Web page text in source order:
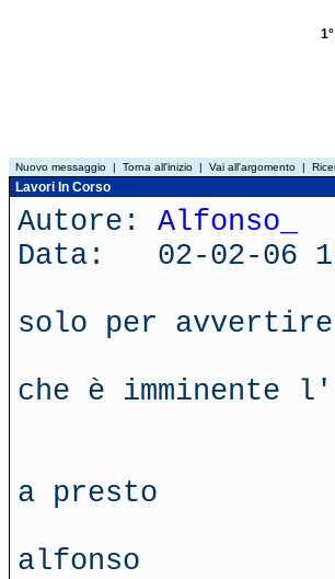
Nuovo messaggio | Torna all'inizio | Vai all'argomento |
Lavori In Corso
Autore: Alfonso_
Data: 02-02-06
solo per avvertire
che è imminente
a presto
alfonso